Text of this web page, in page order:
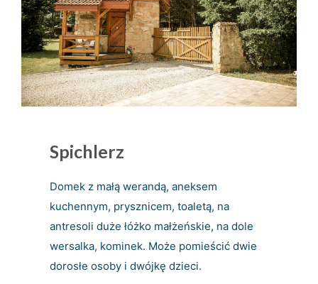
Spichlerz
Domek z małą werandą, aneksem
kuchennym, prysznicem, toaletą, na
antresoli duże łóżko małżeńskie, na dole
wersalka, kominek. Może pomieścić dwie
dorosłe osoby i dwójkę dzieci.